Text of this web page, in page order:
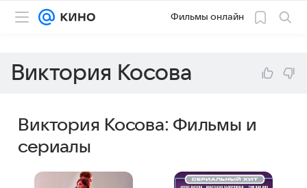
Фильмы онлайн
Виктория Косова
Виктория Косова: Фильмы и
сериалы